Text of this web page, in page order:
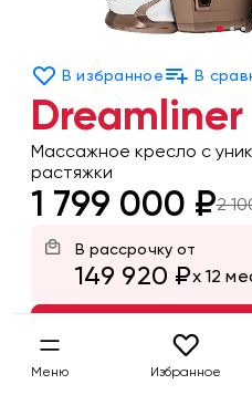
В избранное В
Dreamliner
Массажное кресло с
растяжки
1 799 000 ₽2
В рассрочку от
149 920 ₽x 12
Меню Избранное